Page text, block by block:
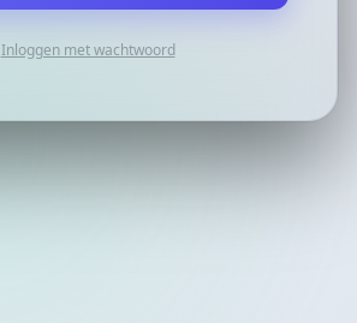
Inloggen met wachtwoord